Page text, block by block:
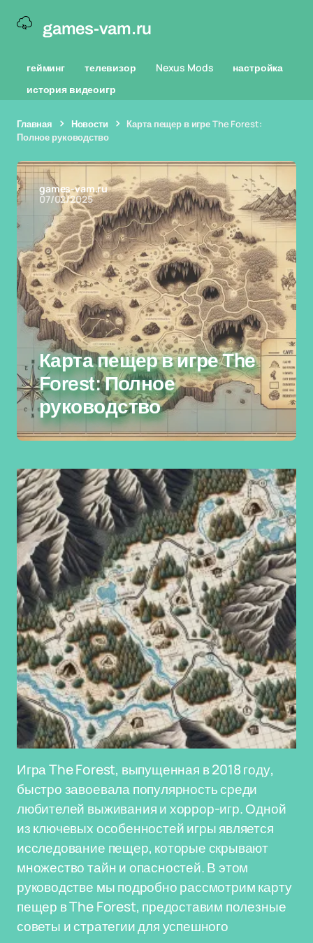
games-vam.ru
гейминг телевизор Nexus Mods
настройка
история видеоигр
Главная Новости
Карта пещер в игре The Forest:
Полное руководство
games-vam.ru
07/02/2025
Карта пещер в игре The
Forest: Полное
руководство
Игра The Forest, выпущенная в 2018 году,
быстро завоевала популярность среди
любителей выживания и хоррор-игр. Одной
из ключевых особенностей игры является
исследование пещер, которые скрывают
множество тайн и опасностей. В этом
руководстве мы подробно рассмотрим карту
пещер в The Forest, предоставим полезные
советы и стратегии для успешного